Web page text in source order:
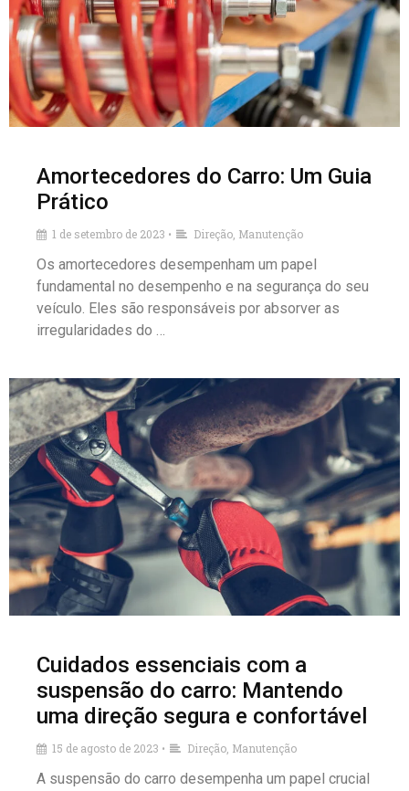
Amortecedores do Carro: Um Guia
Prático
1 de setembro de 2023 • Direção Manutenção
Os amortecedores desempenham um papel
fundamental no desempenho e na segurança do seu
veículo. Eles são responsáveis por absorver as
irregularidades do …
Cuidados essenciais com a
suspensão do carro: Mantendo
uma direção segura e confortável
15 de agosto de 2023 • Direção Manutenção
A suspensão do carro desempenha um papel crucial